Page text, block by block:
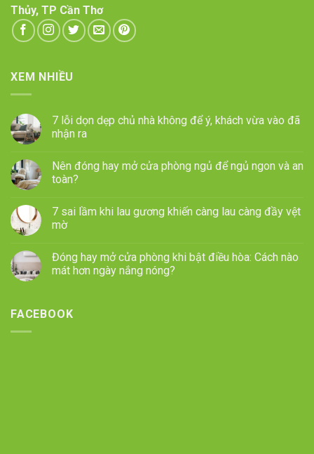
Thủy, TP Cần Thơ
XEM NHIỀU
7 lỗi dọn dẹp chủ nhà không để ý, khách vừa vào đã
nhận ra
Nên đóng hay mở cửa phòng ngủ để ngủ ngon và an
toàn?
7 sai lầm khi lau gương khiến càng lau càng đầy vệt
mờ
Đóng hay mở cửa phòng khi bật điều hòa: Cách nào
mát hơn ngày nắng nóng?
FACEBOOK